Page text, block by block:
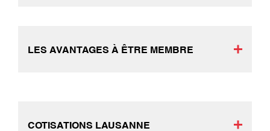
LES AVANTAGES À ÊTRE MEMBRE
COTISATIONS LAUSANNE